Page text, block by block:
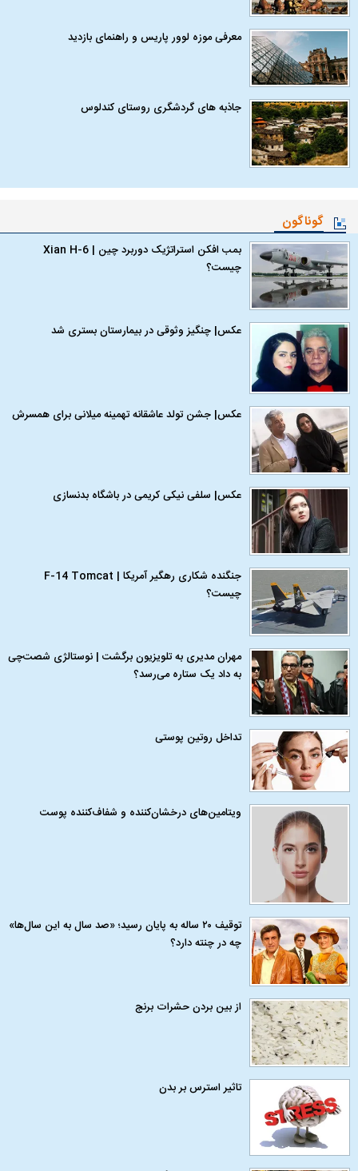
معرفی موزه لوور پاریس و راهنمای بازدید
جاذبه های گردشگری روستای کندلوس
گوناگون
بمب افکن استراتژیک دوربرد چین | Xian H-6
چیست؟
عکس| چنگیز وثوقی در بیمارستان بستری شد
عکس| جشن تولد عاشقانه تهمینه میلانی برای همسرش
عکس| سلفی نیکی کریمی در باشگاه بدنسازی
جنگنده شکاری رهگیر آمریکا | F-14 Tomcat
چیست؟
مهران مدیری به تلویزیون برگشت | نوستالژی شصت‌چی
به داد یک ستاره می‌رسد؟
تداخل روتین پوستی
ویتامین‌های درخشان‌کننده و شفاف‌کننده پوست
توقیف ۲۰ ساله به پایان رسید؛ «صد سال به این سال‌ها»
چه در چنته دارد؟
از بین بردن حشرات برنج
تاثیر استرس بر بدن